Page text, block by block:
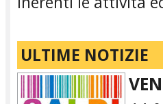
ULTIME NOTIZIE